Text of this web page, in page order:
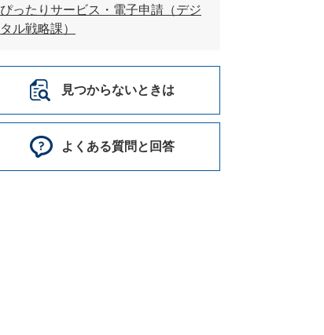
ぴったりサービス・電子申請（デジ
タル戦略課）
見つからないときは
よくある質問と回答